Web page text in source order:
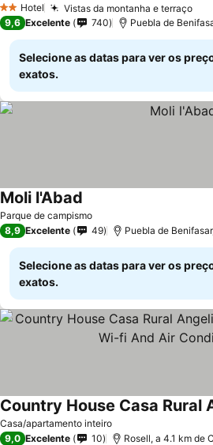
2 Estrelas
Hotel Vistas da montanha e terraço
9,6 Excelente 740 Puebla de
Selecione as datas para ver os
exatos.
Parque de campismo
Moli l'Abad
8,9 Excelente 49 Puebla de
Selecione as datas para ver os
exatos.
Casa/apartamento inteiro
9,0 Excelente 10 Rosell, a 4.1 km de